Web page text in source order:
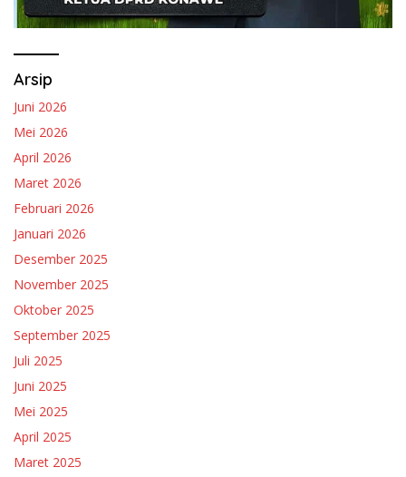
Arsip
Juni 2026
Mei 2026
April 2026
Maret 2026
Februari 2026
Januari 2026
Desember 2025
November 2025
Oktober 2025
September 2025
Juli 2025
Juni 2025
Mei 2025
April 2025
Maret 2025